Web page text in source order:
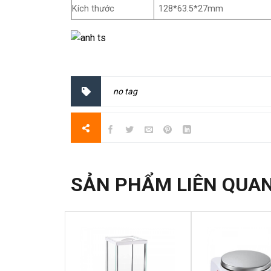
Kích thước 128*63.5*27mm
no tag
SẢN PHẨM LIÊN